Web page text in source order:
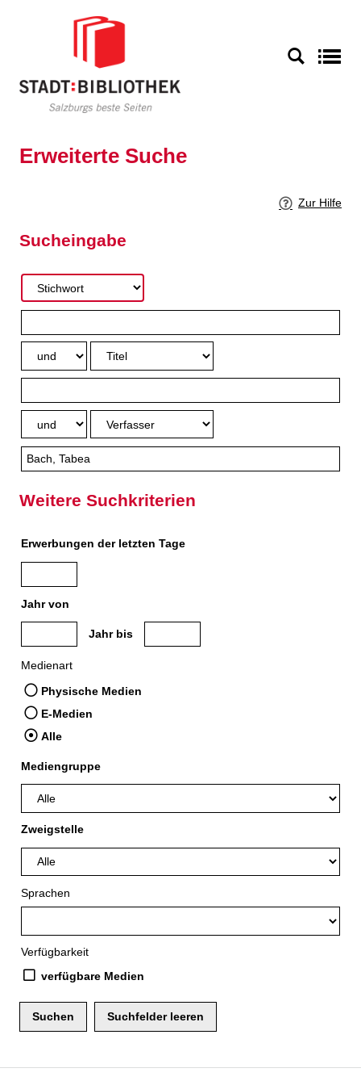
Erweiterte Suche
Zur Hilfe
Sucheingabe
Weitere Suchkriterien
Erwerbungen der letzten Tage
Jahr von
Medien anzeigen, die nach dem Jahr veröffentlicht wurden
Jahr bis
Medienart
Physische Medien
E-Medien
Alle
Mediengruppe
Zweigstelle
Sprachen
Verfügbarkeit
verfügbare Medien